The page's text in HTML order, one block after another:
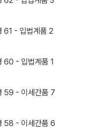
61 - 입법계품 2
60 - 입법계품 1
59 - 이세간품 7
58 - 이세간품 6